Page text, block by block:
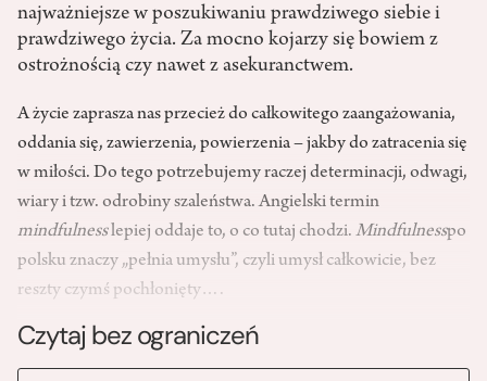
najważniejsze w poszukiwaniu prawdziwego siebie i
prawdziwego życia. Za mocno kojarzy się bowiem z
ostrożnością czy nawet z asekuranctwem.
A życie zaprasza nas przecież do całkowitego zaangażowania,
oddania się, zawierzenia, powierzenia – jakby do zatracenia się
w miłości. Do tego potrzebujemy raczej determinacji, odwagi,
wiary i tzw. odrobiny szaleństwa. Angielski termin
mindfulnesslepiej oddaje to, o co tutaj chodzi. Mindfulnesspo
polsku znaczy „pełnia umysłu”, czyli umysł całkowicie, bez
reszty czymś pochłonięty….
Czytaj bez ograniczeń